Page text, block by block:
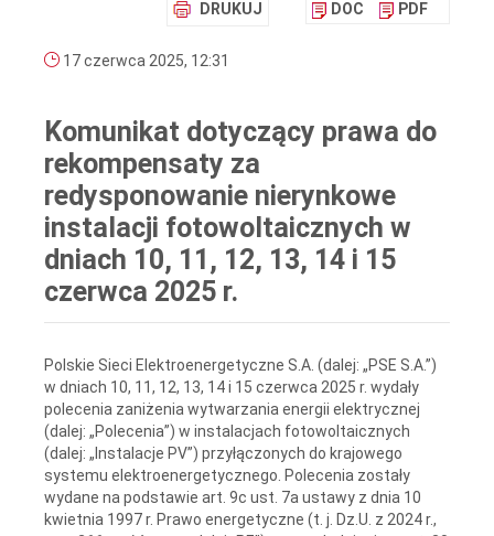
DRUKUJ DOC PDF
17 czerwca 2025, 12:31
Komunikat dotyczący prawa do
rekompensaty za
redysponowanie nierynkowe
instalacji fotowoltaicznych w
dniach 10, 11, 12, 13, 14 i 15
czerwca 2025 r.
Polskie Sieci Elektroenergetyczne S.A. (dalej: „PSE S.A.”)
w dniach 10, 11, 12, 13, 14 i 15 czerwca 2025 r. wydały
polecenia zaniżenia wytwarzania energii elektrycznej
(dalej: „Polecenia”) w instalacjach fotowoltaicznych
(dalej: „Instalacje PV”) przyłączonych do krajowego
systemu elektroenergetycznego. Polecenia zostały
wydane na podstawie art. 9c ust. 7a ustawy z dnia 10
kwietnia 1997 r. Prawo energetyczne (t. j. Dz.U. z 2024 r.,